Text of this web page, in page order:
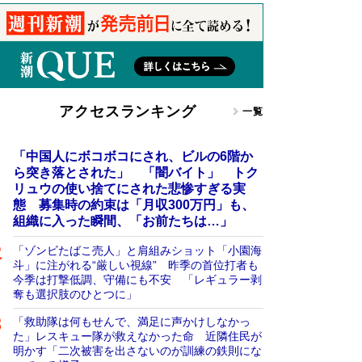
アクセスランキング 一覧
「中国人にボコボコにされ、ビルの6階か
ら突き落とされた」 「闇バイト」 トク
リュウの使い捨てにされた悲惨すぎる実
態 募集時の約束は「月収300万円」も、
組織に入った瞬間、「お前たちは…」
「ゾンビたばこ売人」と肩組みショット「小園海
斗」に注がれる“厳しい視線” 昨季の首位打者も
今季は打撃低調、守備にも不安 「レギュラー剥
奪も選択肢のひとつに」
「救助隊は何もせんで、満足に声かけしなかっ
た」レスキュー隊が救えなかった命 近隣住民が
明かす「二次被害を出さないのが訓練の鉄則にな